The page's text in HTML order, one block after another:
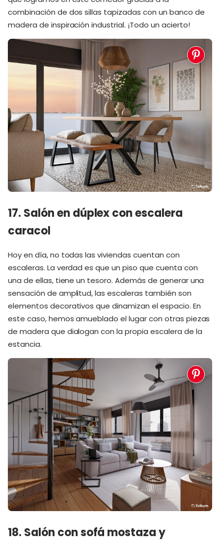
combinación de dos sillas tapizadas con un banco de
madera de inspiración industrial. ¡Todo un acierto!
17. Salón en dúplex con escalera
caracol
Hoy en día, no todas las viviendas cuentan con
escaleras. La verdad es que un piso que cuenta con
una de ellas, tiene un tesoro. Además de generar una
sensación de amplitud, las escaleras también son
elementos decorativos que dinamizan el espacio. En
este caso, hemos amueblado el lugar con otras piezas
de madera que dialogan con la propia escalera de la
estancia.
18. Salón con sofá mostaza y